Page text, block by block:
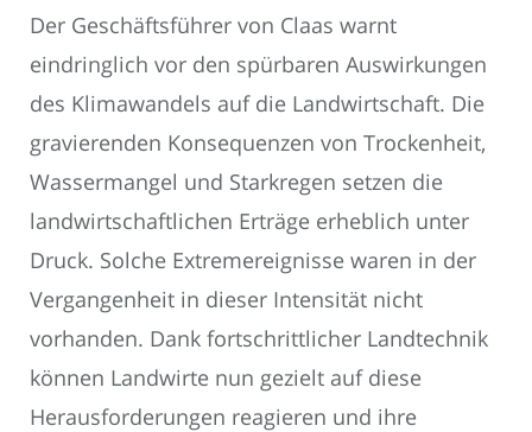
Der Geschäftsführer von Claas warnt
eindringlich vor den spürbaren Auswirkungen
des Klimawandels auf die Landwirtschaft. Die
gravierenden Konsequenzen von Trockenheit,
Wassermangel und Starkregen setzen die
landwirtschaftlichen Erträge erheblich unter
Druck. Solche Extremereignisse waren in der
Vergangenheit in dieser Intensität nicht
vorhanden. Dank fortschrittlicher Landtechnik
können Landwirte nun gezielt auf diese
Herausforderungen reagieren und ihre